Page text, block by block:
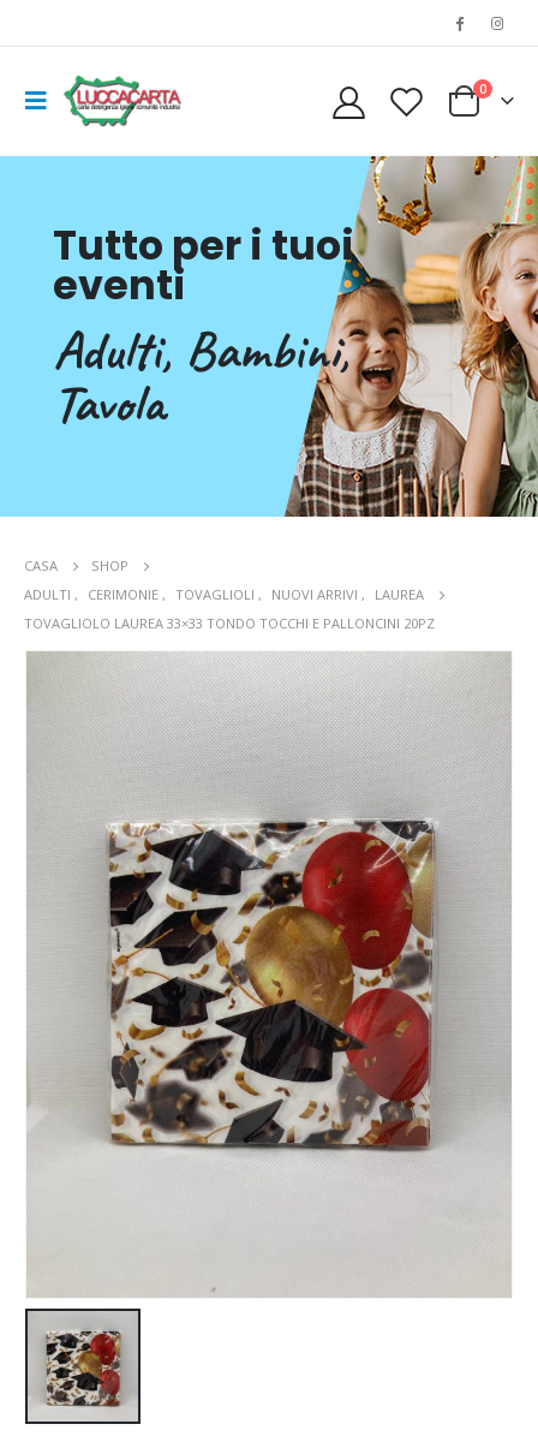
0
Tutto per i tuoi
eventi
Adulti, Bambini,
Tavola
CASA
SHOP
ADULTI , CERIMONIE , TOVAGLIOLI , NUOVI ARRIVI ,
LAUREA
TOVAGLIOLO LAUREA 33×33 TONDO TOCCHI E PALLONCINI 20PZ